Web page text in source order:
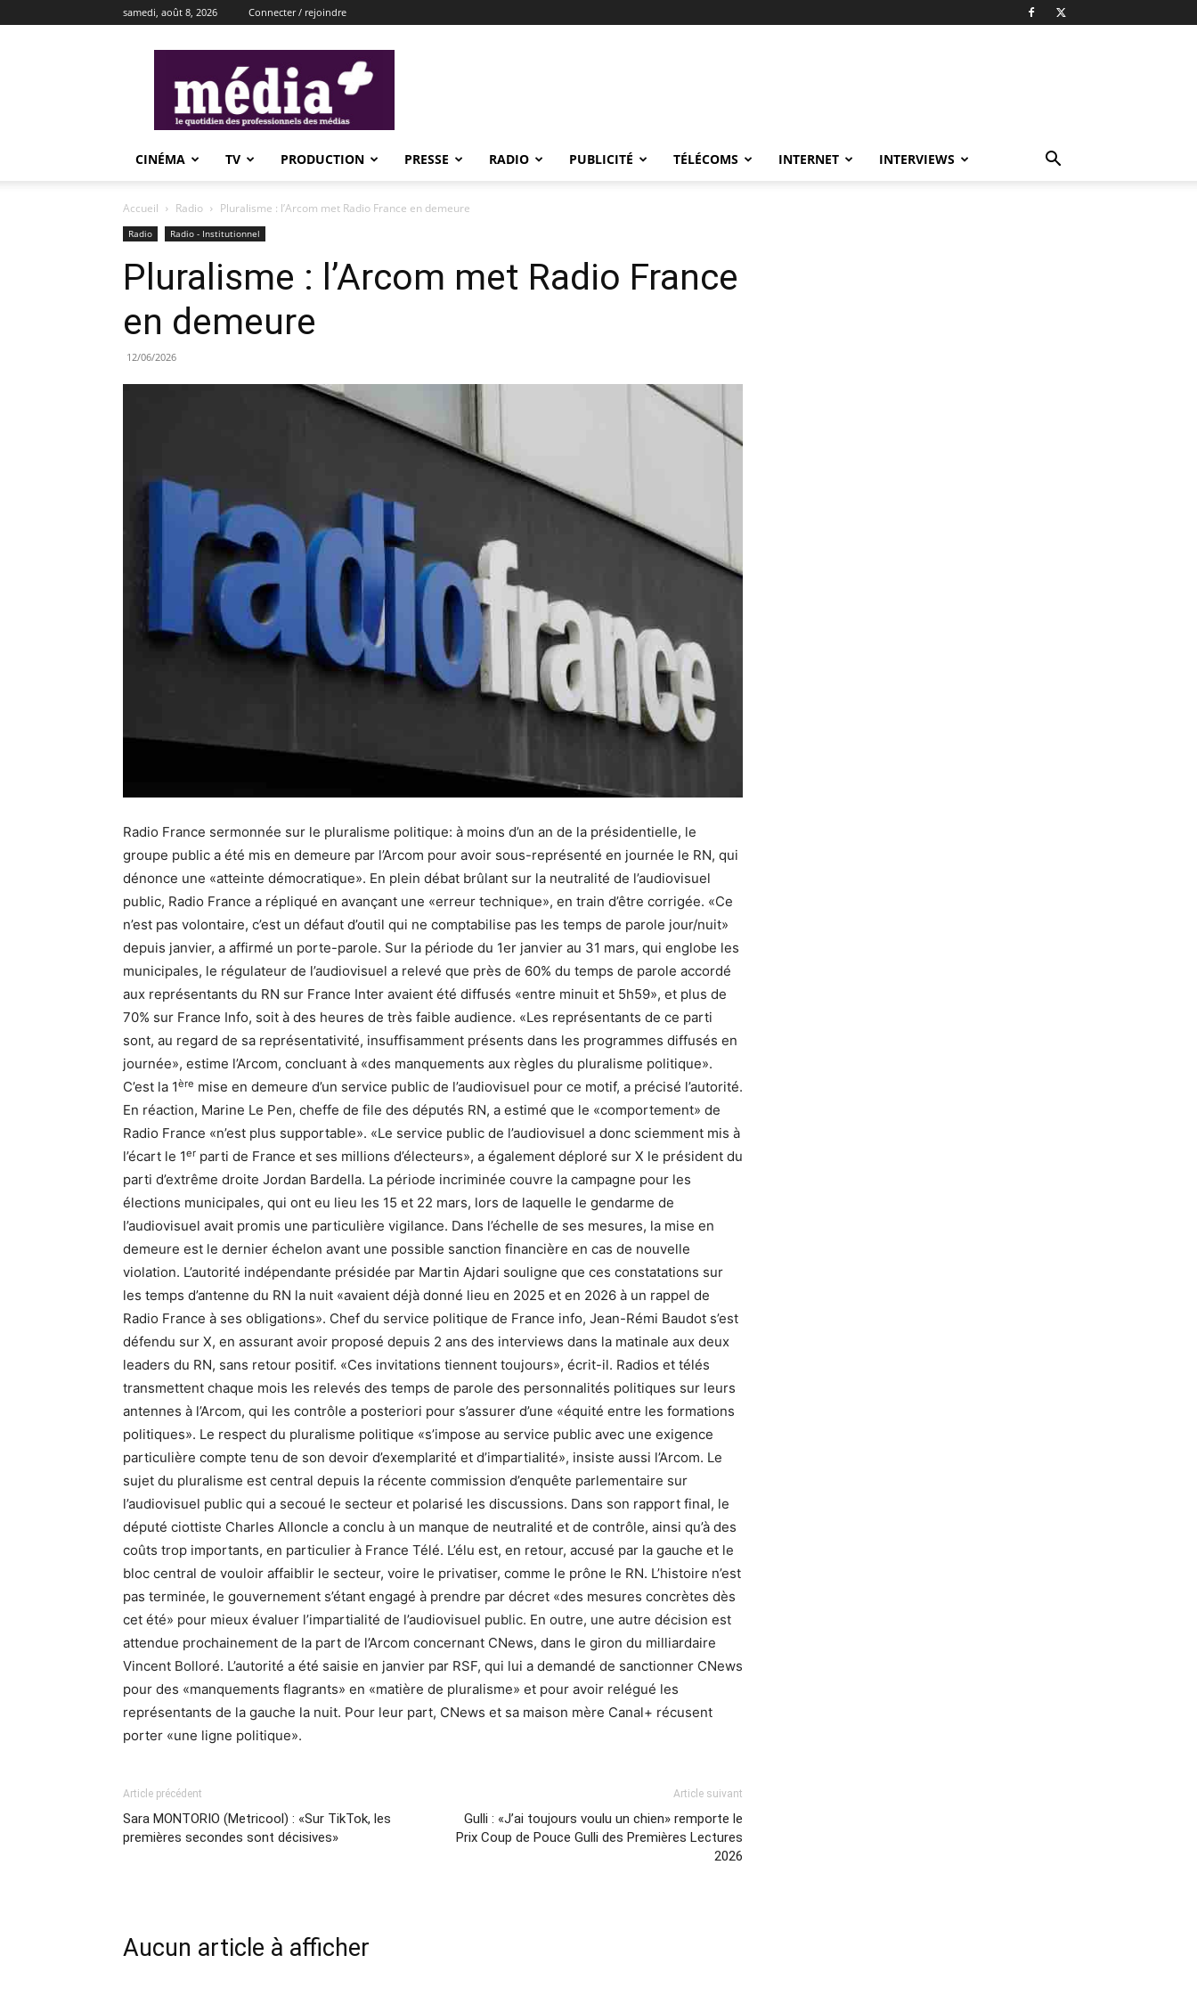
samedi, août 8, 2026 Connecter / rejoindre
CINÉMA TV PRODUCTION PRESSE RADIO PUBLICITÉ TÉLÉCOMS INTERNET INTERVIEWS
Accueil Radio Pluralisme : l’Arcom met Radio France en demeure
Radio Radio - Institutionnel
Pluralisme : l’Arcom met Radio France
en demeure
12/06/2026
Radio France sermonnée sur le pluralisme politique: à moins d’un an de la présidentielle, le
groupe public a été mis en demeure par l’Arcom pour avoir sous-représenté en journée le RN, qui
dénonce une «atteinte démocratique». En plein débat brûlant sur la neutralité de l’audiovisuel
public, Radio France a répliqué en avançant une «erreur technique», en train d’être corrigée. «Ce
n’est pas volontaire, c’est un défaut d’outil qui ne comptabilise pas les temps de parole jour/nuit»
depuis janvier, a affirmé un porte-parole. Sur la période du 1er janvier au 31 mars, qui englobe les
municipales, le régulateur de l’audiovisuel a relevé que près de 60% du temps de parole accordé
aux représentants du RN sur France Inter avaient été diffusés «entre minuit et 5h59», et plus de
70% sur France Info, soit à des heures de très faible audience. «Les représentants de ce parti
sont, au regard de sa représentativité, insuffisamment présents dans les programmes diffusés en
journée», estime l’Arcom, concluant à «des manquements aux règles du pluralisme politique».
C’est la 1ère mise en demeure d’un service public de l’audiovisuel pour ce motif, a précisé l’autorité.
En réaction, Marine Le Pen, cheffe de file des députés RN, a estimé que le «comportement» de
Radio France «n’est plus supportable». «Le service public de l’audiovisuel a donc sciemment mis à
l’écart le 1er parti de France et ses millions d’électeurs», a également déploré sur X le président du
parti d’extrême droite Jordan Bardella. La période incriminée couvre la campagne pour les
élections municipales, qui ont eu lieu les 15 et 22 mars, lors de laquelle le gendarme de
l’audiovisuel avait promis une particulière vigilance. Dans l’échelle de ses mesures, la mise en
demeure est le dernier échelon avant une possible sanction financière en cas de nouvelle
violation. L’autorité indépendante présidée par Martin Ajdari souligne que ces constatations sur
les temps d’antenne du RN la nuit «avaient déjà donné lieu en 2025 et en 2026 à un rappel de
Radio France à ses obligations». Chef du service politique de France info, Jean-Rémi Baudot s’est
défendu sur X, en assurant avoir proposé depuis 2 ans des interviews dans la matinale aux deux
leaders du RN, sans retour positif. «Ces invitations tiennent toujours», écrit-il. Radios et télés
transmettent chaque mois les relevés des temps de parole des personnalités politiques sur leurs
antennes à l’Arcom, qui les contrôle a posteriori pour s’assurer d’une «équité entre les formations
politiques». Le respect du pluralisme politique «s’impose au service public avec une exigence
particulière compte tenu de son devoir d’exemplarité et d’impartialité», insiste aussi l’Arcom. Le
sujet du pluralisme est central depuis la récente commission d’enquête parlementaire sur
l’audiovisuel public qui a secoué le secteur et polarisé les discussions. Dans son rapport final, le
député ciottiste Charles Alloncle a conclu à un manque de neutralité et de contrôle, ainsi qu’à des
coûts trop importants, en particulier à France Télé. L’élu est, en retour, accusé par la gauche et le
bloc central de vouloir affaiblir le secteur, voire le privatiser, comme le prône le RN. L’histoire n’est
pas terminée, le gouvernement s’étant engagé à prendre par décret «des mesures concrètes dès
cet été» pour mieux évaluer l’impartialité de l’audiovisuel public. En outre, une autre décision est
attendue prochainement de la part de l’Arcom concernant CNews, dans le giron du milliardaire
Vincent Bolloré. L’autorité a été saisie en janvier par RSF, qui lui a demandé de sanctionner CNews
pour des «manquements flagrants» en «matière de pluralisme» et pour avoir relégué les
représentants de la gauche la nuit. Pour leur part, CNews et sa maison mère Canal+ récusent
porter «une ligne politique».
Article précédent
Sara MONTORIO (Metricool) : «Sur TikTok, les
premières secondes sont décisives»
Article suivant
Gulli : «J’ai toujours voulu un chien» remporte le
Prix Coup de Pouce Gulli des Premières Lectures
2026
Aucun article à afficher